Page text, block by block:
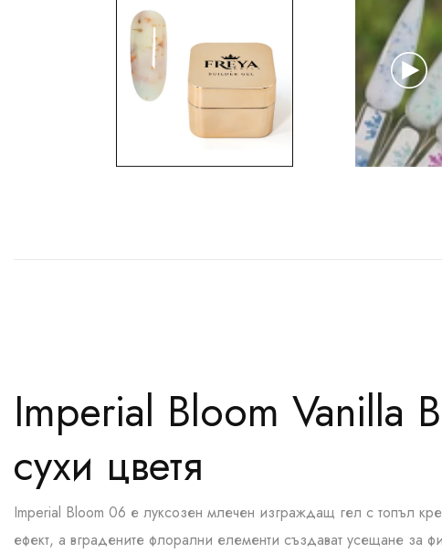
Imperial Bloom Vanilla
сухи цветя
Imperial Bloom 06 е луксозен млечен изграждащ гел с топъл
ефект, а вградените флорални елементи създават усещане за